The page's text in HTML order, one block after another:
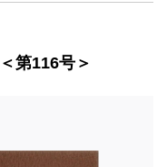
第116号＞